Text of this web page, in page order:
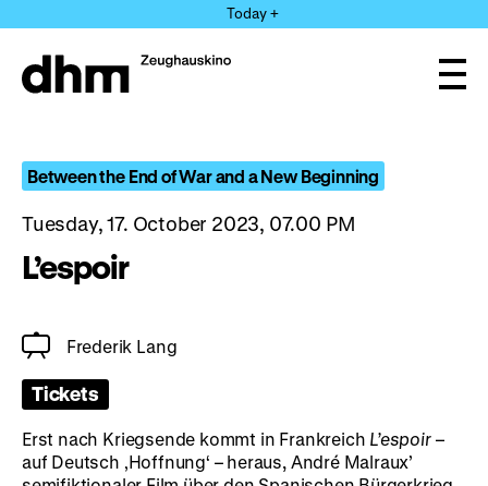
directly
the
Today +
Between the End of War and a New Beginning
Tuesday, 17. October 2023, 07.00 PM
L’espoir
Frederik Lang
Tickets
Erst nach Kriegsende kommt in Frankreich L’espoir–
auf Deutsch ‚Hoffnung‘ – heraus, André Malraux’